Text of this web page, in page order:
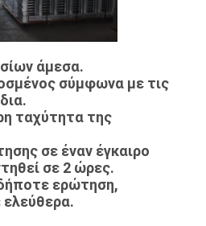
άμεσα.
σύμφωνα με τις
ταχύτητα της
σε έναν έγκαιρο
σε 2 ώρες.
ερώτηση,